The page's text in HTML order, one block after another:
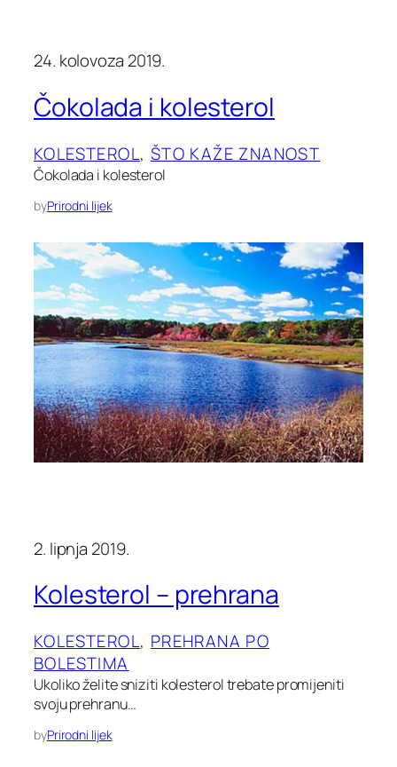
24. kolovoza 2019.
Čokolada i kolesterol
KOLESTEROL, ŠTO KAŽE ZNANOST
Čokolada i kolesterol
byPrirodni lijek
2. lipnja 2019.
Kolesterol – prehrana
KOLESTEROL, PREHRANA PO
BOLESTIMA
Ukoliko želite sniziti kolesterol trebate promijeniti
svoju prehranu…
byPrirodni lijek